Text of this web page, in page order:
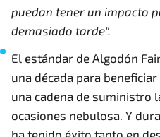
puedan tener un impacto
demasiado tarde".
El estándar de Algodón
una década para
una cadena de suministro
ocasiones nebulosa. Y
ha tenido éxito tanto en